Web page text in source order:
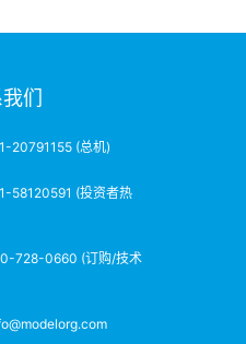
们
20791155 (总机)
58120591 (投资者热
728-0660 (订购/技术